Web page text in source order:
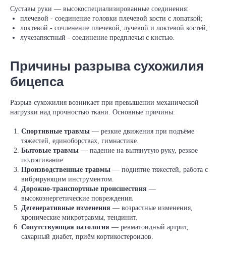
Суставы руки — высокоспециализированные соединения:
плечевой - соединение головки плечевой кости с лопаткой;
локтевой - сочленение плечевой, лучевой и локтевой костей;
лучезапястный - соединение предплечья с кистью.
Причины разрыва сухожилия
бицепса
Разрыв сухожилия возникает при превышении механической
нагрузки над прочностью ткани. Основные причины:
Спортивные травмы — резкие движения при подъёме
тяжестей, единоборствах, гимнастике.
Бытовые травмы — падение на вытянутую руку, резкое
подтягивание.
Производственные травмы — поднятие тяжестей, работа с
вибрирующим инструментом.
Дорожно‑транспортные происшествия —
высокоэнергетические повреждения.
Дегенеративные изменения — возрастные изменения,
хронические микротравмы, тендинит.
Сопутствующая патология — ревматоидный артрит,
сахарный диабет, приём кортикостероидов.